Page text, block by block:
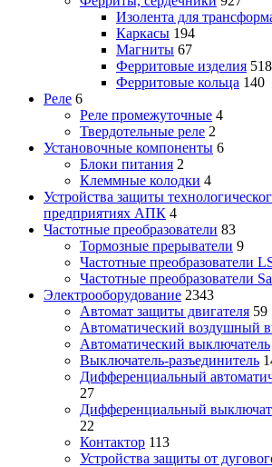
Изолента для
Каркасы 194
Магниты 67
Ферритовые изделия 518
Ферритовые кольца 140
Реле 6
Реле промежуточные 4
Твердотельные реле 2
Установочные компоненты 6
Блоки питания 2
Клеммные колодки 4
Устройства защиты
предприятиях АПК 4
Частотные преобразователи 83
Тормозные прерыватели 9
Частотные преобразователи
Частотные преобразователи
Электрооборудование 2343
Автомат защиты двигателя 59
Автоматический воздушный
Автоматический выключатель
Выключатель-разъединитель
Дифференциальный
27
Дифференциальный
22
Контактор 113
Устройства защиты от